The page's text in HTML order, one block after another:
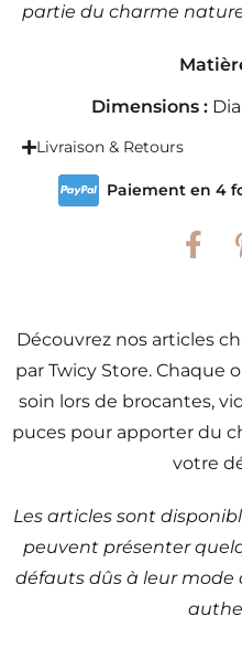
partie du charme
Dimensions :
Livraison & Retours
Paiement en 4
Découvrez nos articles
par Twicy Store. Chaque
soin lors de brocantes,
puces pour apporter du
votre
Les articles sont
peuvent présenter
défauts dûs à leur